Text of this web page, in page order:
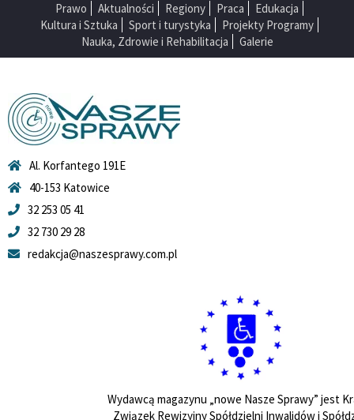
Prawo Aktualności Regiony Praca
Edukacja
Kultura i Sztuka
Sport i turystyka
Projekty Programy
Nauka, Zdrowie i Rehabilitacja
Galerie
Al. Korfantego 191E
40-153 Katowice
32 253 05 41
32 730 29 28
redakcja@naszesprawy.com.pl
Wydawcą magazynu „nowe Nasze Sprawy” jest
Związek Rewizyjny Spółdzielni Inwalidów i